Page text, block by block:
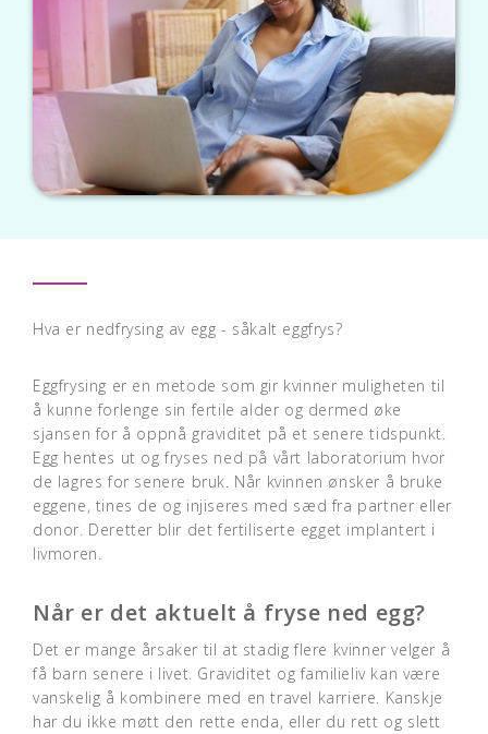
Hva er nedfrysing av egg - såkalt eggfrys?
Eggfrysing er en metode som gir kvinner muligheten til
å kunne forlenge sin fertile alder og dermed øke
sjansen for å oppnå graviditet på et senere tidspunkt.
Egg hentes ut og fryses ned på vårt laboratorium hvor
de lagres for senere bruk. Når kvinnen ønsker å bruke
eggene, tines de og injiseres med sæd fra partner eller
donor. Deretter blir det fertiliserte egget implantert i
livmoren.
Når er det aktuelt å fryse ned egg?
Det er mange årsaker til at stadig flere kvinner velger å
få barn senere i livet. Graviditet og familieliv kan være
vanskelig å kombinere med en travel karriere. Kanskje
har du ikke møtt den rette enda, eller du rett og slett